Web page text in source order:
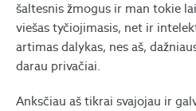
šaltesnis žmogus ir man tokie
viešas tyčiojimasis, net ir
artimas dalykas, nes aš,
darau privačiai.
Anksčiau aš tikrai svajojau ir